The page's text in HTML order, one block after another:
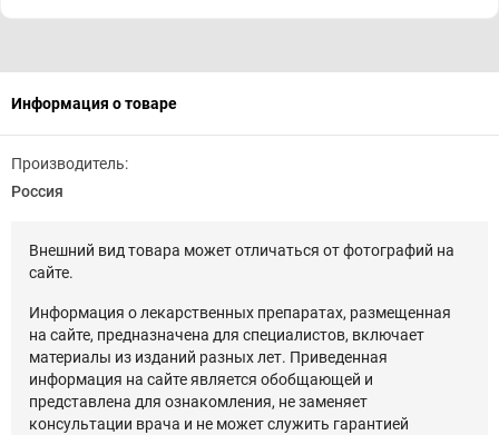
Информация о товаре
Производитель:
Россия
Внешний вид товара может отличаться от фотографий на
сайте.
Информация о лекарственных препаратах, размещенная
на сайте, предназначена для специалистов, включает
материалы из изданий разных лет. Приведенная
информация на сайте является обобщающей и
представлена для ознакомления, не заменяет
консультации врача и не может служить гарантией